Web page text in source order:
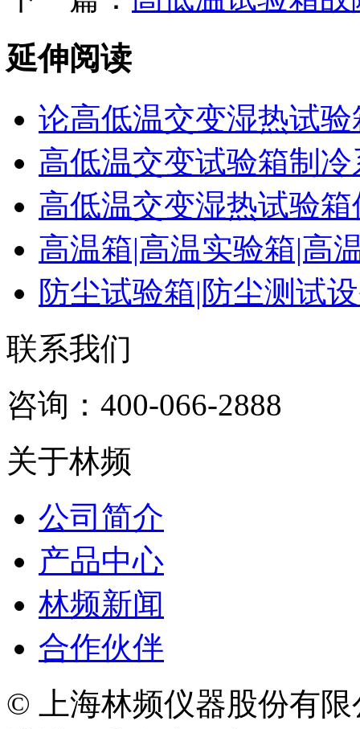
延伸阅读
论高低温交变湿热试验
高低温交变试验箱制冷
高低温交变湿热试验箱
高温箱|高温实验箱|高
防尘试验箱|防尘测试
联系我们
咨询：400-066-2888
关于林频
公司简介
产品中心
林频新闻
合作伙伴
© 上海林频仪器股份有限